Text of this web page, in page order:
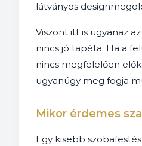
látványos
Viszont itt is ugyanaz
nincs jó tapéta. Ha a
nincs megfelelően
ugyanúgy meg fogja
Mikor érdemes
Egy kisebb